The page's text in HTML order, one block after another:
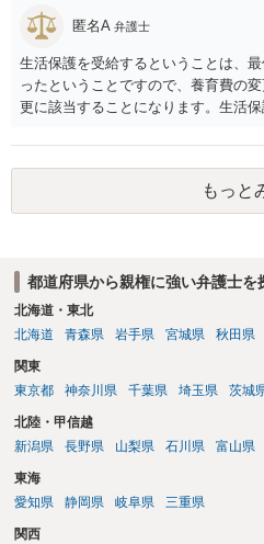
匿名A 弁護士
生活保護を受給するということは、
ったということですので、養育費の
更に該当することになります。生活
支払った場合に返還請求権が認めら
ィが課されたりするわけではなく、
よ」ということになるので、生活保
みやかに合意のための話し合いある
もっと
都道府県から親権に強い弁護士を
北海道・東北
北海道
青森県 岩手県 宮城県 秋田県
関東
東京都
神奈川県 千葉県 埼玉県 茨城
北陸・甲信越
新潟県
長野県 山梨県 石川県 富山県
東海
愛知県
静岡県 岐阜県 三重県
関西